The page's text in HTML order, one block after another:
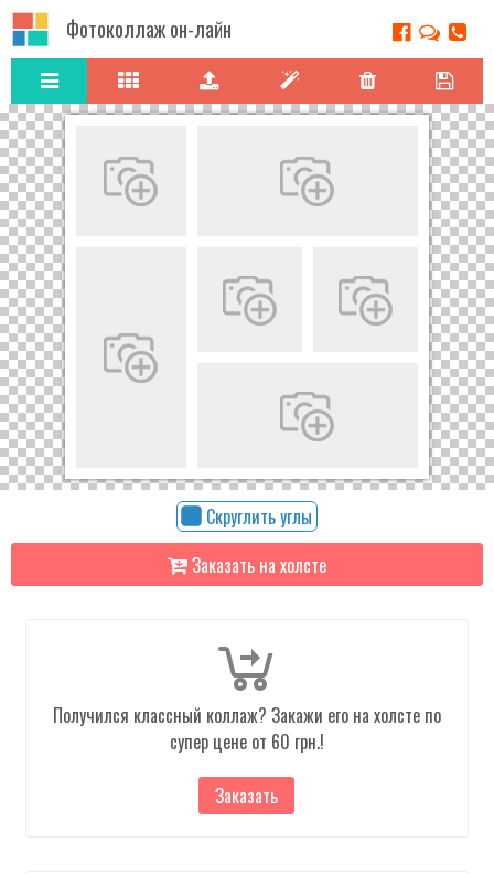
Фотоколлаж он-лайн
Скруглить углы
Заказать на холсте
Получился классный коллаж? Закажи его на холсте по
супер цене от 60 грн.!
Заказать